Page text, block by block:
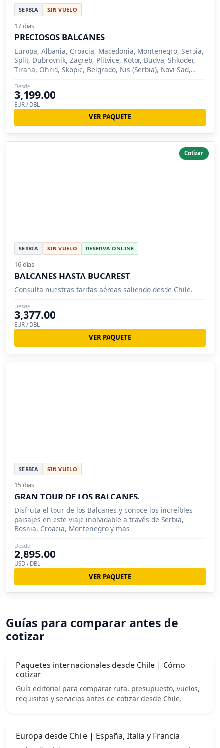
SERBIA SIN VUELO
17 días
PRECIOSOS BALCANES
Europa, Albania, Croacia, Macedonia, Montenegro, Serbia,
Split, Dubrovnik, Zagreb, Plitvice, Kotor, Budva, Shkoder,
Tirana, Ohrid, Skopie, Belgrado, Nis (Serbia), Novi Sad,
Desde
3,199.00
EUR / DBL
VER PAQUETE
Cotizar
SERBIA SIN VUELO RESERVA ONLINE
16 días
BALCANES HASTA BUCAREST
Consulta nuestras tarifas aéreas saliendo desde Chile.
Desde
3,377.00
EUR / DBL
VER PAQUETE
SERBIA SIN VUELO
15 días
GRAN TOUR DE LOS BALCANES.
Disfruta el tour de los Balcanes y conoce los increíbles
paisajes en este viaje inolvidable a través de Serbia,
Bosnia, Croacia, Montenegro y más
Desde
2,895.00
USD / DBL
VER PAQUETE
Guías para comparar antes de
cotizar
Paquetes internacionales desde Chile | Cómo
cotizar
Guía editorial para comparar ruta, presupuesto, vuelos,
requisitos y servicios antes de cotizar desde Chile.
Europa desde Chile | España, Italia y Francia